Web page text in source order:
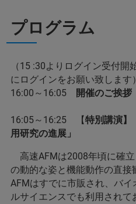
プログラム
（15 :30よりログイン受付
にログインをお願い致します）
16:00～16:05
開催のご挨拶
16:05～16:25 【特別講演】
用研究の進展」
高速AFMは2008年頃に確
の動的な姿と機能動作の直接
AFMはすでに市販され、バ
ルサイエンスでも利用され